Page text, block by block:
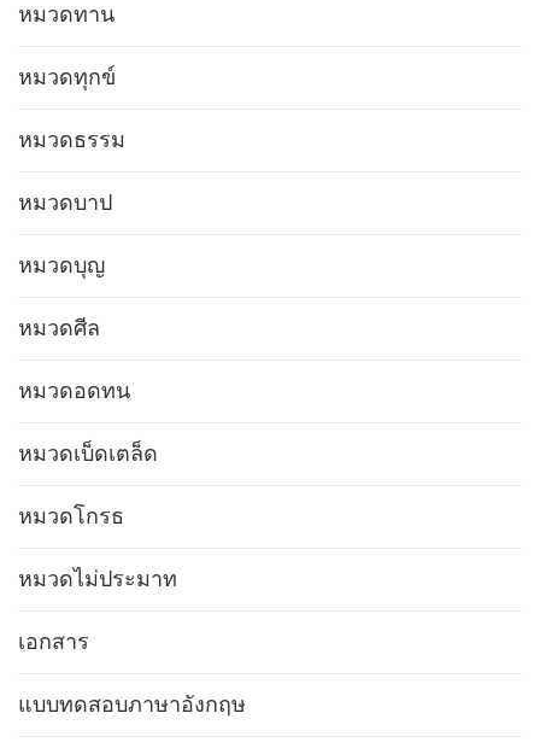
หมวดทาน
หมวดทุกข์
หมวดธรรม
หมวดบาป
หมวดบุญ
หมวดศีล
หมวดอดทน
หมวดเบ็ดเตล็ด
หมวดโกรธ
หมวดไม่ประมาท
เอกสาร
แบบทดสอบภาษาอังกฤษ